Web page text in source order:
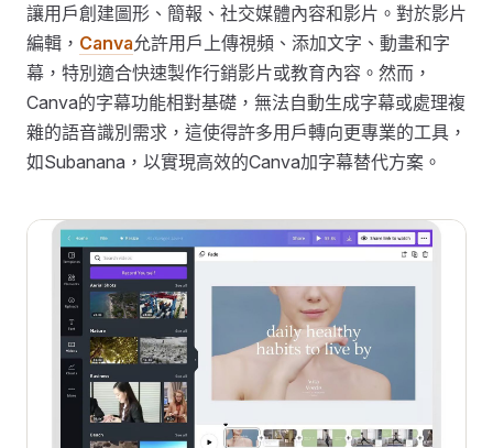
讓用戶創建圖形、簡報、社交媒體內容和影片。對於影片
編輯， Canva允許用戶上傳視頻、添加文字、動畫和字
幕，特別適合快速製作行銷影片或教育內容。然而，
Canva的字幕功能相對基礎，無法自動生成字幕或處理複
雜的語音識別需求，這使得許多用戶轉向更專業的工具，
如Subanana，以實現高效的Canva加字幕替代方案。